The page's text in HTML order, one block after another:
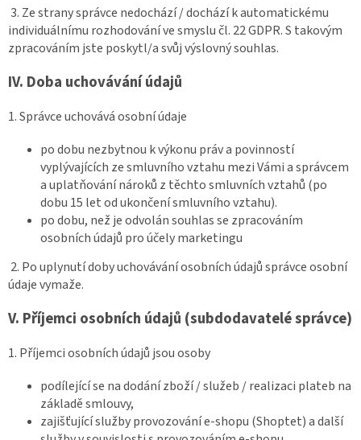
3. Ze strany správce nedochází / dochází k automatickému
individuálnímu rozhodování ve smyslu čl. 22 GDPR. S takovým
zpracováním jste poskytl/a svůj výslovný souhlas.
IV. Doba uchovávání údajů
1. Správce uchovává osobní údaje
po dobu nezbytnou k výkonu práv a povinností
vyplývajících ze smluvního vztahu mezi Vámi a správcem
a uplatňování nároků z těchto smluvních vztahů (po
dobu 15 let od ukončení smluvního vztahu).
po dobu, než je odvolán souhlas se zpracováním
osobních údajů pro účely marketingu
2. Po uplynutí doby uchovávání osobních údajů správce osobní
údaje vymaže.
V. Příjemci osobních údajů (subdodavatelé správce)
1. Příjemci osobních údajů jsou osoby
podílející se na dodání zboží / služeb / realizaci plateb na
základě smlouvy,
zajišťující služby provozování e-shopu (Shoptet) a další